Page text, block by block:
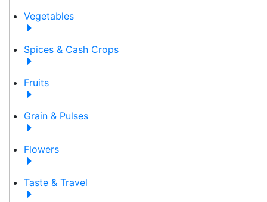
Vegetables
Spices & Cash Crops
Fruits
Grain & Pulses
Flowers
Taste & Travel